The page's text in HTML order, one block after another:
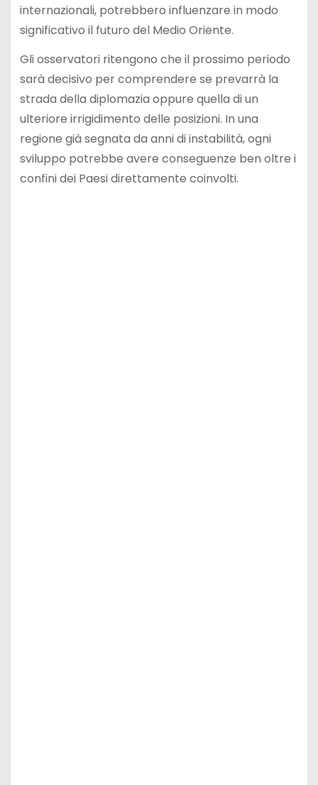
internazionali, potrebbero influenzare in modo
significativo il futuro del Medio Oriente.
Gli osservatori ritengono che il prossimo periodo
sarà decisivo per comprendere se prevarrà la
strada della diplomazia oppure quella di un
ulteriore irrigidimento delle posizioni. In una
regione già segnata da anni di instabilità, ogni
sviluppo potrebbe avere conseguenze ben oltre i
confini dei Paesi direttamente coinvolti.